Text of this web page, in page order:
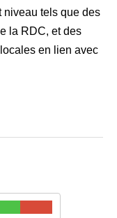
niveau tels que des
la RDC, et des
en lien avec